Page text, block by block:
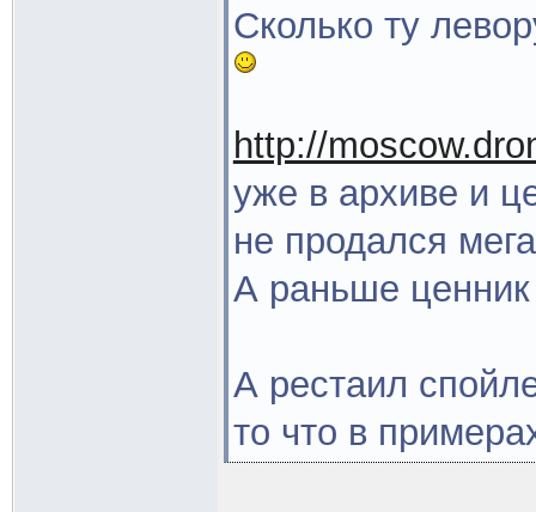
Сколько ту
http://
уже в архиве и
не продался
А раньше
А рестаил
то что в